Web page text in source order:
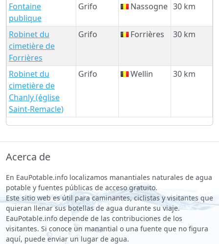
Fontaine
publique
Grifo Nassogne 30 km
Robinet du
cimetière de
Forrières
Grifo Forrières 30 km
Robinet du
cimetière de
Chanly (église
Saint-Remacle)
Grifo Wellin 30 km
Acerca de
En EauPotable.info localizamos manantiales naturales de agua
potable y fuentes públicas de acceso gratuito.
Este sitio web es útil para caminantes, ciclistas y visitantes que
quieran llenar sus botellas de agua durante su viaje.
EauPotable.info depende de las contribuciones de los
visitantes. Si conoce un manantial o una fuente que no figura
aquí, puede enviar un lugar de agua.